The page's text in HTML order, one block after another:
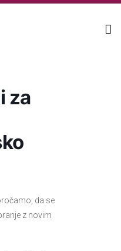
za
da se
z novim